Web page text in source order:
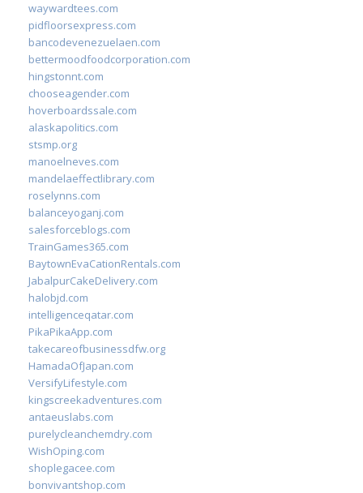
waywardtees.com
pidfloorsexpress.com
bancodevenezuelaen.com
bettermoodfoodcorporation.com
hingstonnt.com
chooseagender.com
hoverboardssale.com
alaskapolitics.com
stsmp.org
manoelneves.com
mandelaeffectlibrary.com
roselynns.com
balanceyoganj.com
salesforceblogs.com
TrainGames365.com
BaytownEvaCationRentals.com
JabalpurCakeDelivery.com
halobjd.com
intelligenceqatar.com
PikaPikaApp.com
takecareofbusinessdfw.org
HamadaOfJapan.com
VersifyLifestyle.com
kingscreekadventures.com
antaeuslabs.com
purelycleanchemdry.com
WishOping.com
shoplegacee.com
bonvivantshop.com